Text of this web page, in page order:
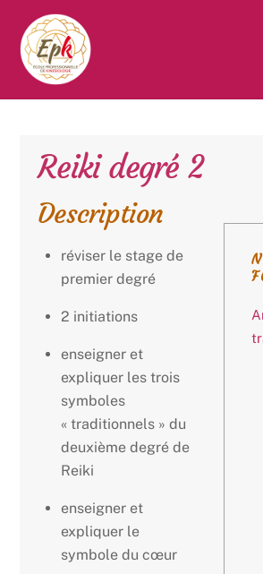
content
Reiki degré 2
Description
réviser le stage de
premier degré
2 initiations
enseigner et
expliquer les trois
symboles
« traditionnels » du
deuxième degré de
Reiki
enseigner et
expliquer le
symbole du cœur